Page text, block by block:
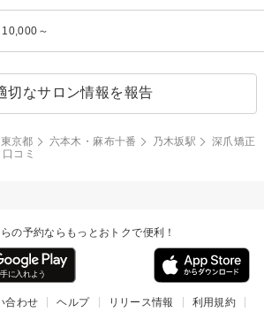
10,000～
切なサロン情報を報告
東京都 六本木・麻布十番 乃木坂駅
深爪矯正
口コミ
の予約ならもっとおトクで便利！
合わせ ヘルプ リリース情報 利用規約